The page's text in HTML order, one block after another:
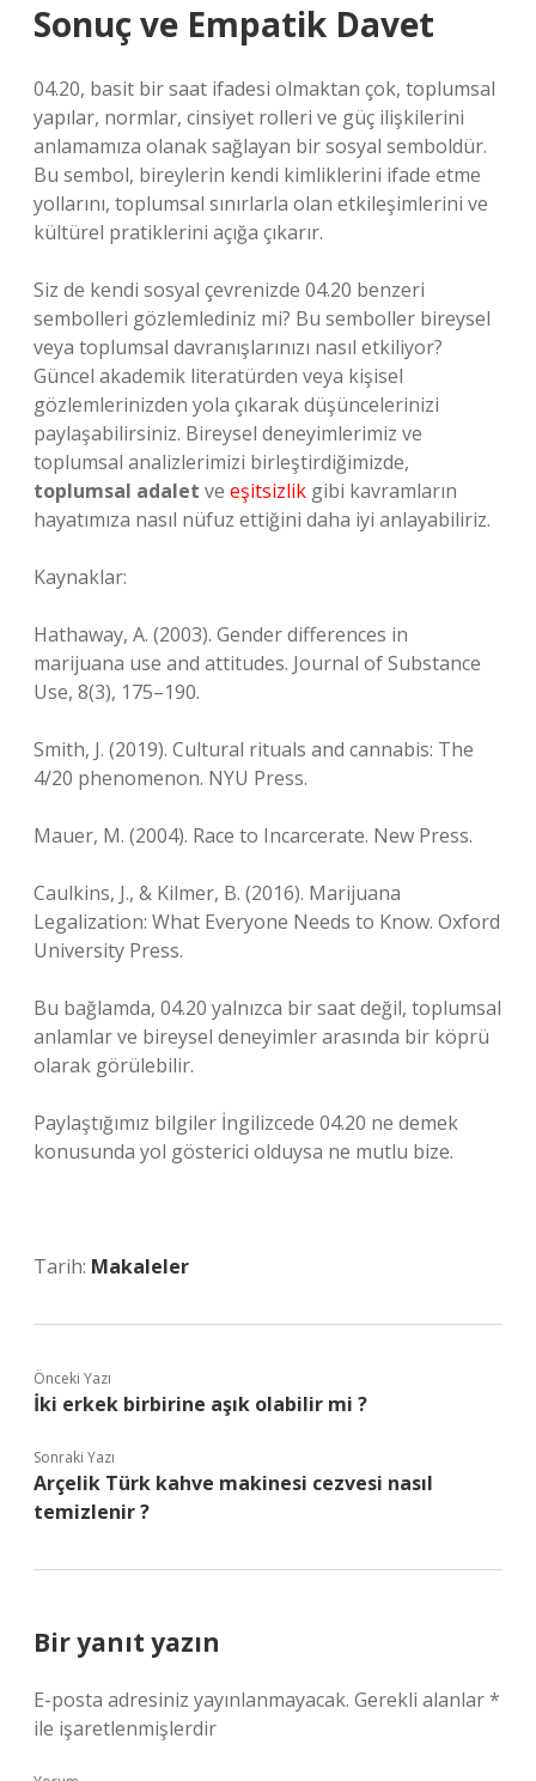
Sonuç ve Empatik Davet
04.20, basit bir saat ifadesi olmaktan çok, toplumsal
yapılar, normlar, cinsiyet rolleri ve güç ilişkilerini
anlamamıza olanak sağlayan bir sosyal semboldür.
Bu sembol, bireylerin kendi kimliklerini ifade etme
yollarını, toplumsal sınırlarla olan etkileşimlerini ve
kültürel pratiklerini açığa çıkarır.
Siz de kendi sosyal çevrenizde 04.20 benzeri
sembolleri gözlemlediniz mi? Bu semboller bireysel
veya toplumsal davranışlarınızı nasıl etkiliyor?
Güncel akademik literatürden veya kişisel
gözlemlerinizden yola çıkarak düşüncelerinizi
paylaşabilirsiniz. Bireysel deneyimlerimiz ve
toplumsal analizlerimizi birleştirdiğimizde,
toplumsal adalet ve eşitsizlik gibi kavramların
hayatımıza nasıl nüfuz ettiğini daha iyi anlayabiliriz.
Kaynaklar:
Hathaway, A. (2003). Gender differences in
marijuana use and attitudes. Journal of Substance
Use, 8(3), 175–190.
Smith, J. (2019). Cultural rituals and cannabis: The
4/20 phenomenon. NYU Press.
Mauer, M. (2004). Race to Incarcerate. New Press.
Caulkins, J., & Kilmer, B. (2016). Marijuana
Legalization: What Everyone Needs to Know. Oxford
University Press.
Bu bağlamda, 04.20 yalnızca bir saat değil, toplumsal
anlamlar ve bireysel deneyimler arasında bir köprü
olarak görülebilir.
Paylaştığımız bilgiler İngilizcede 04.20 ne demek
konusunda yol gösterici olduysa ne mutlu bize.
Tarih: Makaleler
Önceki Yazı
İki erkek birbirine aşık olabilir mi ?
Sonraki Yazı
Arçelik Türk kahve makinesi cezvesi nasıl
temizlenir ?
Bir yanıt yazın
E-posta adresiniz yayınlanmayacak. Gerekli alanlar*
ile işaretlenmişlerdir